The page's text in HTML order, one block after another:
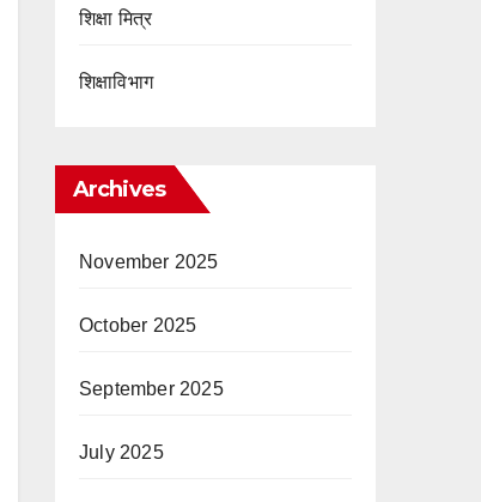
शिक्षा मित्र
शिक्षाविभाग
Archives
November 2025
October 2025
September 2025
July 2025